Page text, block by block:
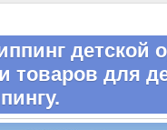
детской
товаров для